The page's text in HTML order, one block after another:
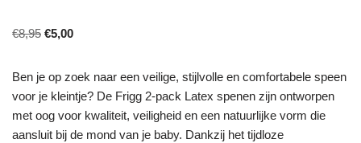
€8,95 €5,00
Ben je op zoek naar een veilige, stijlvolle en comfortabele speen
voor je kleintje? De Frigg 2-pack Latex spenen zijn ontworpen
met oog voor kwaliteit, veiligheid en een natuurlijke vorm die
aansluit bij de mond van je baby. Dankzij het tijdloze